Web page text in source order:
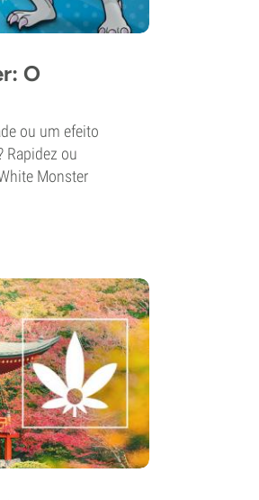
O
ou um efeito
Rapidez ou
Monster